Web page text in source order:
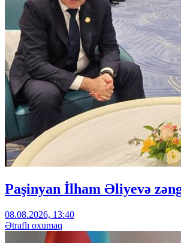
Paşinyan İlham Əliyevə
08.08.2026, 13:40
Ətraflı oxumaq